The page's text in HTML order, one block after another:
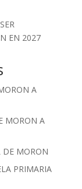
EN 2027
A
MORON A
DE MORON
PRIMARIA